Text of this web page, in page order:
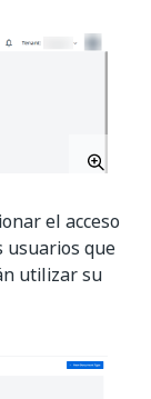
el acceso
usuarios que
utilizar su